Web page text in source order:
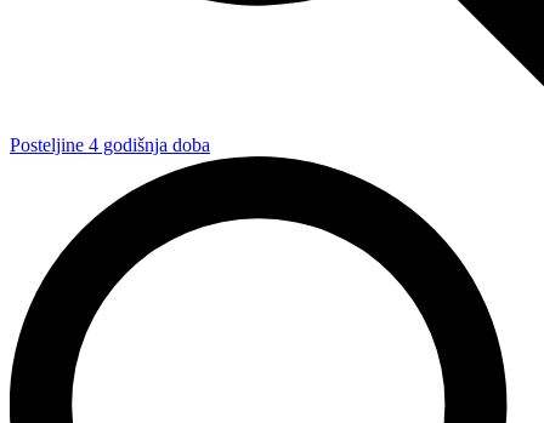
Posteljine 4 godišnja doba